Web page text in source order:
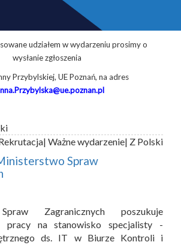
udziałem w wydarzeniu prosimy o
wysłanie zgłoszenia
Przybylskiej, UE Poznań, na adres
| Ważne wydarzenie| Z Polski
Spraw
Zagranicznych poszukuje
pracy na stanowisko specjalisty -
ds. IT w Biurze Kontroli i